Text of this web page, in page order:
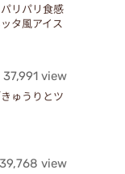
リパリ食感
タ風アイス
37,991 view
ゅうりとツ
39,768 view